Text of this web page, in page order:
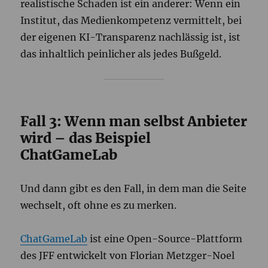
realistische Schaden ist ein anderer: Wenn ein
Institut, das Medienkompetenz vermittelt, bei
der eigenen KI-Transparenz nachlässig ist, ist
das inhaltlich peinlicher als jedes Bußgeld.
Fall 3: Wenn man selbst Anbieter
wird – das Beispiel
ChatGameLab
Und dann gibt es den Fall, in dem man die Seite
wechselt, oft ohne es zu merken.
ChatGameLab ist eine Open-Source-Plattform
des JFF entwickelt von Florian Metzger-Noel